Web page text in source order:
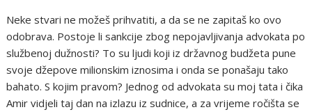
Neke stvari ne možeš prihvatiti, a da se ne zapitaš ko ovo
odobrava. Postoje li sankcije zbog nepojavljivanja advokata po
službenoj dužnosti? To su ljudi koji iz državnog budžeta pune
svoje džepove milionskim iznosima i onda se ponašaju tako
bahato. S kojim pravom? Jednog od advokata su moj tata i čika
Amir vidjeli taj dan na izlazu iz sudnice, a za vrijeme ročišta se